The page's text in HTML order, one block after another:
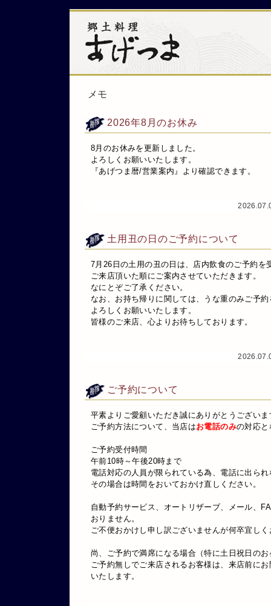
メモ
2026年8月のお休み
8月のお休みを更新しました。
よろしくお願いいたします。
『あげつま暦/営業案内』より確認できます。
土用丑の日のご予約について
7月26日の土用の丑の日は、店内飲食のご予約を
ご来店頂いた順にご案内させていただきます。
なにとぞご了承ください。
なお、お持ち帰りに関しては、うな重のみご予
よろしくお願いいたします。
皆様のご来店、心よりお待ちしております。
ご予約について
平素よりご愛顧いただき誠にありがとうございま
ご予約方法について、当店はお電話のみの対応と
ご予約受付時間
午前10時～午後20時まで
電話対応の人員が限られている為、電話に出ら
その場合は時間をおいておかけ直しください。
自動予約サービス、オートリザーブ、メール、
おりません。
ご不便おかけし申し訳ございませんが何卒宜し
尚、ご予約で満席になる場合（特に土日祝日の
ご予約無しでご来店されるお客様は、来店前に
いたします。